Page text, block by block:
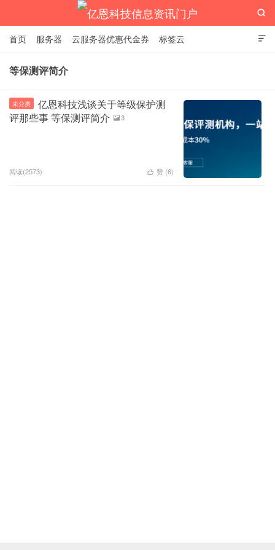
亿恩科技信息资讯门户

首页 服务器 云服务器优惠代金券 标签云

等保测评简介
未分类
亿恩科技浅谈关于等级保护测
评那些事 等保测评简介
3
阅读(2573)  赞 (6)